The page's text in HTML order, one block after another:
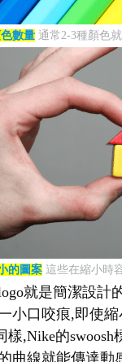
數量通常2-3種顏色
的圖案 這些在縮小時
就是簡潔設計
小口咬痕,即使
樣,Nike的swoosh
曲線就能傳達動